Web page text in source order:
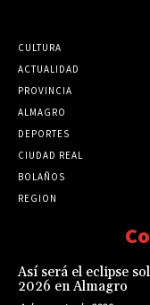
CULTURA
ACTUALIDAD
PROVINCIA
ALMAGRO
DEPORTES
CIUDAD REAL
BOLAÑOS
REGION
Así será el eclipse
2026 en Almagro